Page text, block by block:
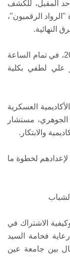
المقبل، للكشف
"الرواد الرقميون"،
النهائية.
يُعقد الحدث يوم الأحد الموافق 15 مارس 2026، في تمام الساعة
علي لطفي بكلية
العسكرية
الجوهري، مستشار
والابتكار.
لإعدادهم لخطوة ما
الاشتراك في
فخامة السيد
بين جامعة عين